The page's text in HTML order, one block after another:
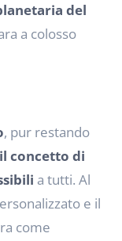
del
a colosso
, pur restando
concetto di
a tutti. Al
e il
come